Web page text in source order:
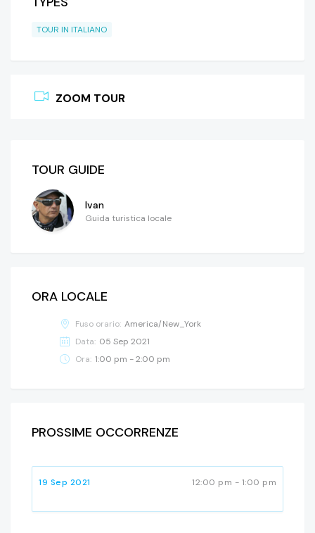
TOUR IN ITALIANO
ZOOM TOUR
TOUR GUIDE
Ivan
Guida turistica locale
ORA LOCALE
Fuso orario: America/New_York
Data: 05 Sep 2021
Ora: 1:00 pm - 2:00 pm
PROSSIME OCCORRENZE
19 Sep 2021 12:00 pm - 1:00 pm